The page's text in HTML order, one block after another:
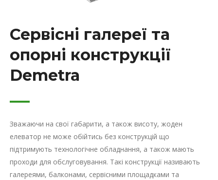
Сервісні галереї та
опорні конструкції
Demetra
Зважаючи на свої габарити, а також висоту, жоден
елеватор не може обійтись без конструкцій що
підтримують технологічне обладнання, а також мають
проходи для обслуговування. Такі конструкції називають
галереями, балконами, сервісними площадками та